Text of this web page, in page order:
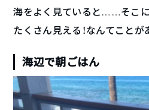
海をよく見ていると……そこに
たくさん見える！なんてことが
海辺で朝ごはん